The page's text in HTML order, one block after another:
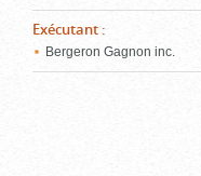
Exécutant :
Bergeron Gagnon inc.